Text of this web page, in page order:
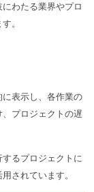
わたる業界やプロ
。
表示し、各作業の
プロジェクトの遅
るプロジェクトに
されています。